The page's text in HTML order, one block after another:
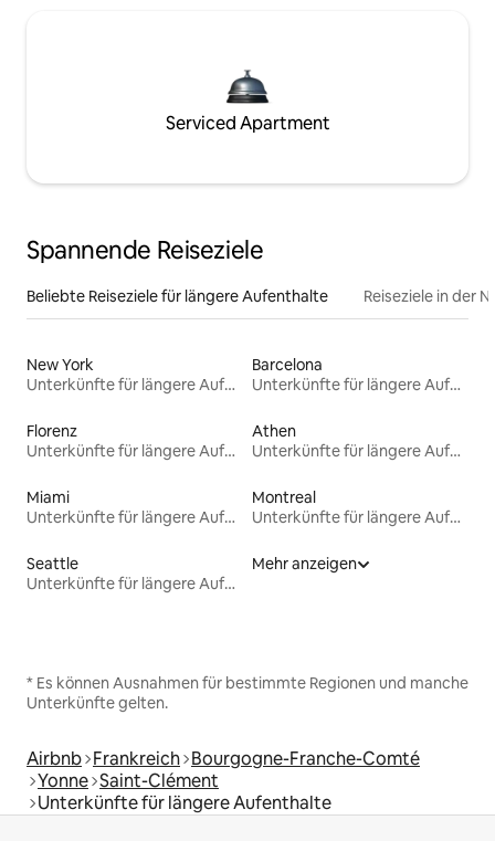
Serviced Apartment
Spannende Reiseziele
Beliebte Reiseziele für längere Aufenthalte Reiseziele in der
New York
Unterkünfte für längere Aufenthalte
Barcelona
Unterkünfte für längere Aufenthalte
Florenz
Unterkünfte für längere Aufenthalte
Athen
Unterkünfte für längere Aufenthalte
Miami
Unterkünfte für längere Aufenthalte
Montreal
Unterkünfte für längere Aufenthalte
Seattle
Unterkünfte für längere Aufenthalte
Mehr anzeigen
* Es können Ausnahmen für bestimmte Regionen und manche
Unterkünfte gelten.
Airbnb Frankreich Bourgogne-Franche-Comté
Yonne Saint-Clément
Unterkünfte für längere Aufenthalte